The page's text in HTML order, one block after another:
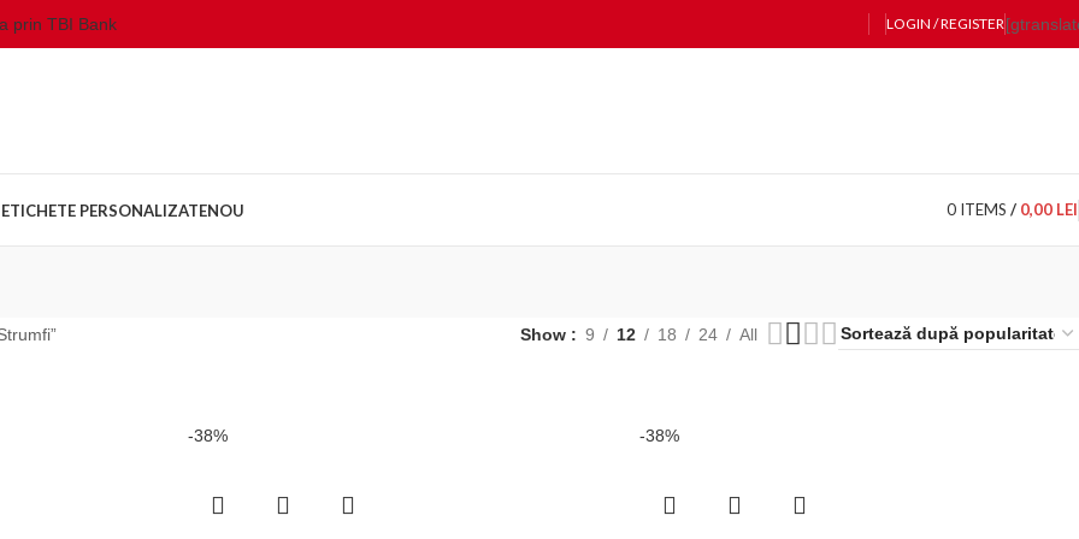
prin TBI Bank LOGIN / REGISTER
ETICHETE PERSONALIZATENOU 0 ITEMS / 0,00 LEI
Show 9 12 18 24 All
-38% -38%